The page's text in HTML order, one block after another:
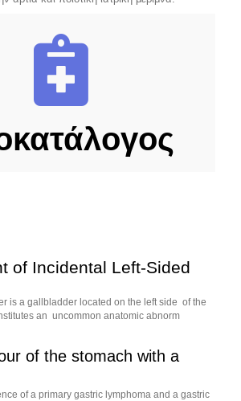
of Incidental Left-Sided
is a gallbladder located on the left side of the
an uncommon anatomic abnorm
of the stomach with a
of a primary gastric lymphoma and a gastric